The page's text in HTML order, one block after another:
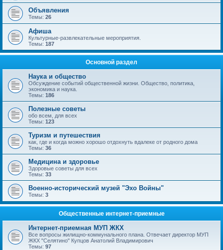
Объявления
Темы: 26
Афиша
Культурные-развлекательные мероприятия.
Темы: 187
Основной раздел
Наука и общество
Обсуждение событий общественной жизни. Общество, политика,
экономика и наука.
Темы: 186
Полезные советы
обо всем, для всех
Темы: 123
Туризм и путешествия
как, где и когда можно хорошо отдохнуть вдалеке от родного дома
Темы: 36
Медицина и здоровье
Здоровые советы для всех
Темы: 33
Военно-исторический музей "Эхо Войны"
Темы: 3
Общественные интернет-приемные
Интернет-приемная МУП ЖКХ
Все вопросы жилищно-коммунального плана. Отвечает директор МУП
ЖКХ "Селятино" Купцов Анатолий Владимирович
Темы: 97